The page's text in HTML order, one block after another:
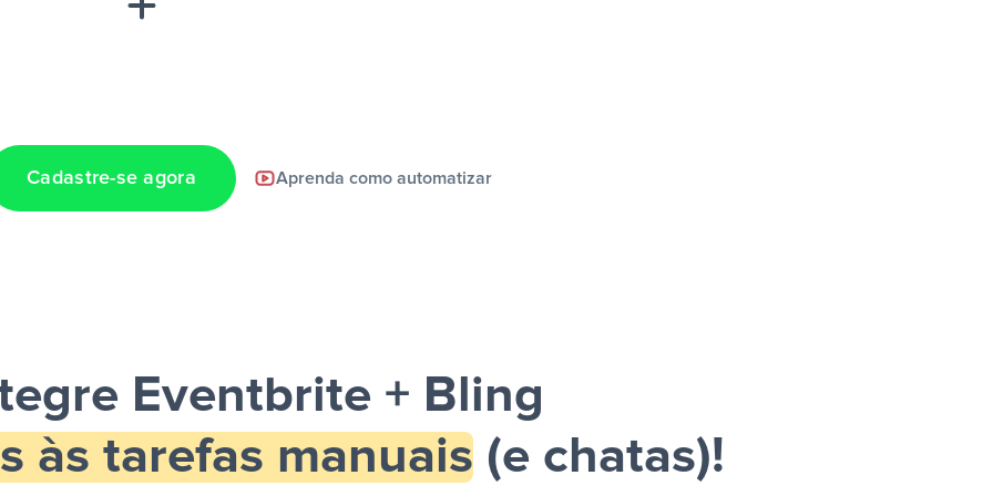
notificação ser
Cadastre-se agora Aprenda como automatizar
Eventbrite + Bling
às tarefas manuais (e chatas)!